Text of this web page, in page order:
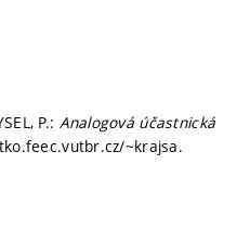
P.: Analogová účastnická
~krajsa.